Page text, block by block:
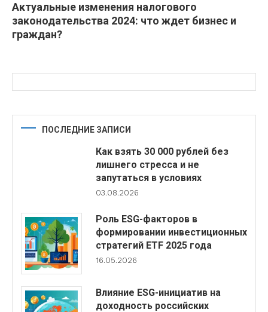
Актуальные изменения налогового
законодательства 2024: что ждет бизнес и
граждан?
ПОСЛЕДНИЕ ЗАПИСИ
Как взять 30 000 рублей без
лишнего стресса и не
запутаться в условиях
03.08.2026
Роль ESG-факторов в
формировании инвестиционных
стратегий ETF 2025 года
16.05.2026
Влияние ESG-инициатив на
доходность российских